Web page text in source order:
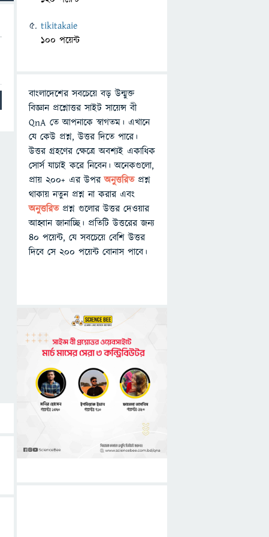
tikitakaie
100 পয়েন্ট
বাংলাদেশের সবচেয়ে বড় উন্মুক্ত
বিজ্ঞান প্রশ্নোত্তর সাইট সায়েন্স বী
QnA তে আপনাকে স্বাগতম। এখানে
যে কেউ প্রশ্ন, উত্তর দিতে পারে।
উত্তর গ্রহণের ক্ষেত্রে অবশ্যই একাধিক
সোর্স যাচাই করে নিবেন। অনেকগুলো,
প্রায় ২০০+ এর উপরঅনুত্তরিতপ্রশ্ন
থাকায় নতুন প্রশ্ন না করার এবং
অনুত্তরিত প্রশ্ন গুলোর উত্তর দেওয়ার
আহ্বান জানাচ্ছি। প্রতিটি উত্তরের জন্য
৪০ পয়েন্ট, যে সবচেয়ে বেশি উত্তর
দিবে সে ২০০ পয়েন্ট বোনাস পাবে।